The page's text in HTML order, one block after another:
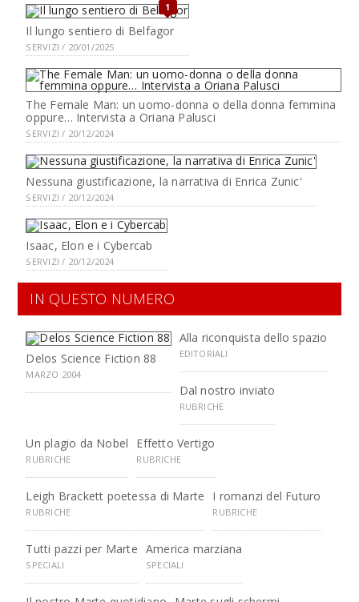
1
Il lungo sentiero di Belfagor
SERVIZI / 20/01/2025
The Female Man: un uomo-donna o della donna femmina
oppure… Intervista a Oriana Palusci
SERVIZI / 20/12/2024
Nessuna giustificazione, la narrativa di Enrica Zunic'
SERVIZI / 20/12/2024
Isaac, Elon e i Cybercab
SERVIZI / 20/12/2024
IN QUESTO NUMERO
Delos Science Fiction 88
MARZO 2004
Alla riconquista dello spazio
EDITORIALI
Dal nostro inviato
RUBRICHE
Un plagio da Nobel
RUBRICHE
Effetto Vertigo
RUBRICHE
Leigh Brackett poetessa di Marte
RUBRICHE
I romanzi del Futuro
RUBRICHE
Tutti pazzi per Marte
SPECIALI
America marziana
SPECIALI